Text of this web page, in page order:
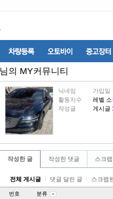
님의 MY커뮤니티
닉네임
가입일
활동지수
레벨
작성글
게시글
작성한 글 작성한 댓글 스크
전체 게시글 댓글 달린 글 스크랩
번호 분류